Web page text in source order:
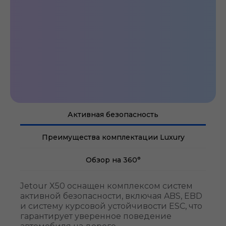
Активная безопасность
Преимущества комплектации Luxury
Обзор на 360°
Jetour X50 оснащен комплексом систем
активной безопасности, включая ABS, EBD
и систему курсовой устойчивости ESC, что
гарантирует уверенное поведение